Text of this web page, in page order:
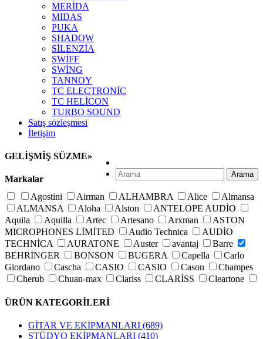
MERİDA
MIDAS
PUKA
SHADOW
SİLENZİA
SWİFF
SWİNG
TANNOY
TC ELECTRONİC
TC HELİCON
TURBO SOUND
Satış sözleşmesi
İletişim
Arama
GELİŞMİŞ SÜZME»
Markalar
Agostini
Airman ALHAMBRA Alice
Almansa
ALMANSA
Aloha Alston
ANTELOPE AUDİO
Aquila
Aquilla Artec Artesano Arxman
ASTON
MICROPHONES LİMİTED
Audio Technica
AUDİO
TECHNİCA
AURATONE Auster avantaj
Barre
BEHRİNGER
BONSON BUGERA Capella
Carlo
Giordano
Cascha CASIO CASIO Cason
Champes
Cherub
Chuan-max Clariss CLARİSS
Cleartone
D\'addario
D\'orazio D\'orazio
Dorazio
Dotch Dr. Drum Dunlop
ÜRÜN KATEGORİLERİ
GİTAR VE EKİPMANLARI (689)
STÜDYO EKİPMANLARI (410)